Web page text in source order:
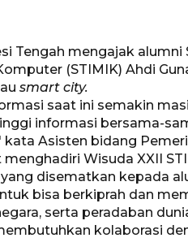
Tengah mengajak alumni
(STIMIK) Ahdi
smart city.
saat ini semakin
informasi bersama-
Asisten bidang
Wisuda XXII
disematkan kepada
bisa berkiprah dan
serta peradaban
kolaborasi